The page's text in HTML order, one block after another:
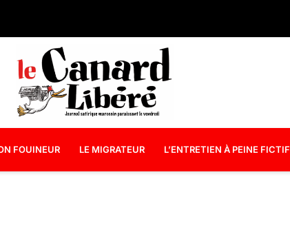
FOUINEUR LE MIGRATEUR L’ENTRETIEN À PEINE FICTIF